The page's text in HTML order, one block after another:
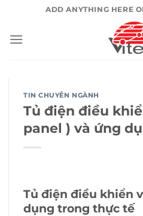
nội
ADD ANYTHING HERE
TIN CHUYÊN NGÀNH
Tủ điện điều
panel ) và ứng
Tủ điện điều khiển
dụng trong thực tế